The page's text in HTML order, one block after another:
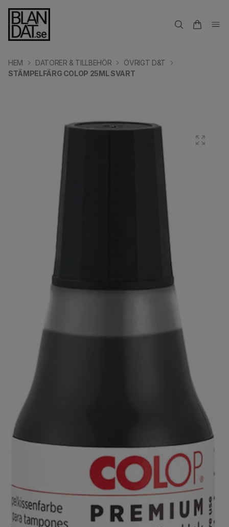
HEM DATORER & TILLBEHÖR
ÖVRIGT D&T
STÄMPELFÄRG COLOP 25ML SVART